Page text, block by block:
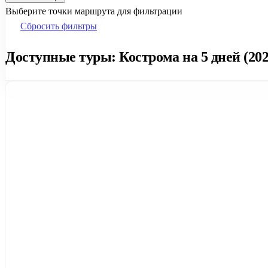
Выберите точки маршрута для фильтрации
Сбросить фильтры
Доступные туры: Кострома на 5 дней